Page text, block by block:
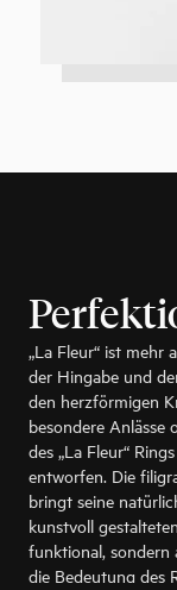
„La Fleur“ ist mehr
der Hingabe und
den herzförmigen
besondere Anlässe
des „La Fleur“
entworfen. Die
bringt seine
kunstvoll
funktional, sondern
die Bedeutung des